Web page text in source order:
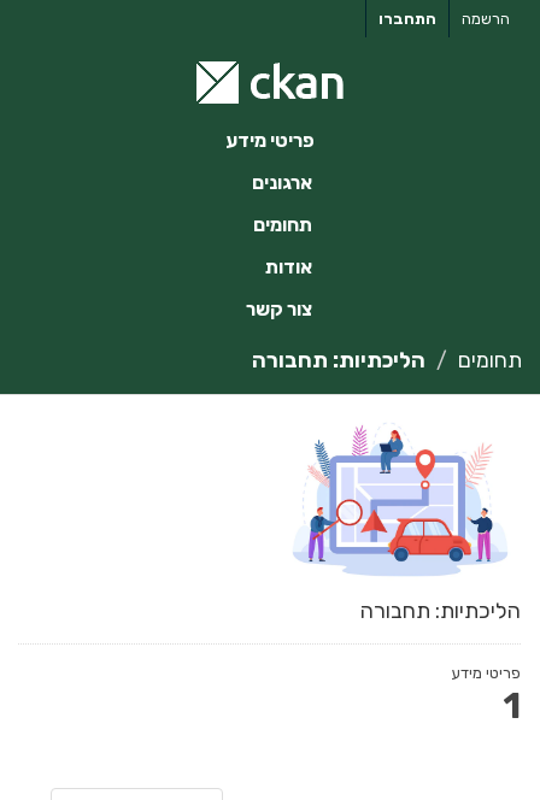
התחברו הרשמה
פריטי מידע
ארגונים
תחומים
אודות
צור קשר
תחומים הליכתיות: תחבורה
הליכתיות: תחבורה
פריטי מידע
1